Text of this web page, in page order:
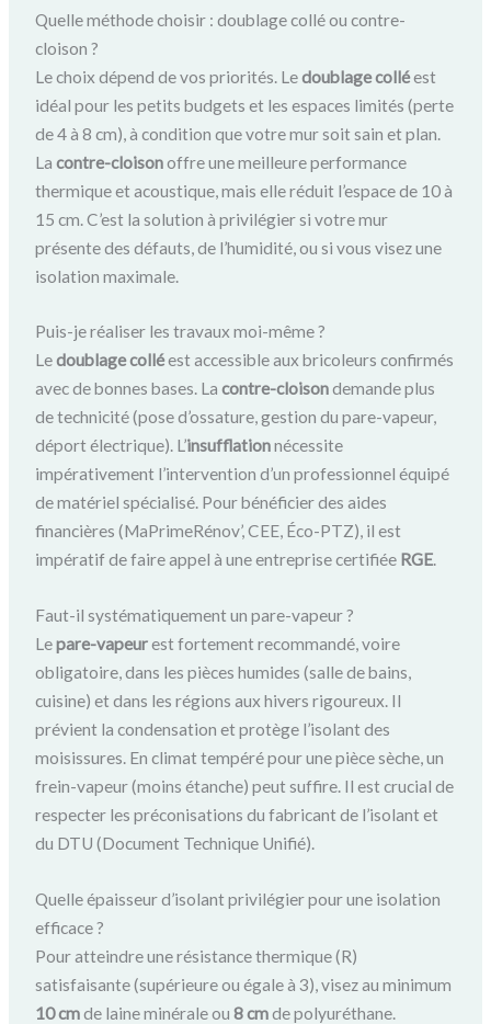
Quelle méthode choisir : doublage collé ou contre-
cloison ?
Le choix dépend de vos priorités. Ledoublage colléest
idéal pour les petits budgets et les espaces limités (perte
de 4 à 8 cm), à condition que votre mur soit sain et plan.
Lacontre-cloisonoffre une meilleure performance
thermique et acoustique, mais elle réduit l’espace de 10 à
15 cm. C’est la solution à privilégier si votre mur
présente des défauts, de l’humidité, ou si vous visez une
isolation maximale.
Puis-je réaliser les travaux moi-même ?
Ledoublage colléest accessible aux bricoleurs confirmés
avec de bonnes bases. Lacontre-cloisondemande plus
de technicité (pose d’ossature, gestion du pare-vapeur,
déport électrique). L’insufflationnécessite
impérativement l’intervention d’un professionnel équipé
de matériel spécialisé. Pour bénéficier des aides
financières (MaPrimeRénov’, CEE, Éco-PTZ), il est
impératif de faire appel à une entreprise certifiée RGE.
Faut-il systématiquement un pare-vapeur ?
Lepare-vapeurest fortement recommandé, voire
obligatoire, dans les pièces humides (salle de bains,
cuisine) et dans les régions aux hivers rigoureux. Il
prévient la condensation et protège l’isolant des
moisissures. En climat tempéré pour une pièce sèche, un
frein-vapeur (moins étanche) peut suffire. Il est crucial de
respecter les préconisations du fabricant de l’isolant et
du DTU (Document Technique Unifié).
Quelle épaisseur d’isolant privilégier pour une isolation
efficace ?
Pour atteindre une résistance thermique (R)
satisfaisante (supérieure ou égale à 3), visez au minimum
10 cmde laine minérale ou8 cmde polyuréthane.